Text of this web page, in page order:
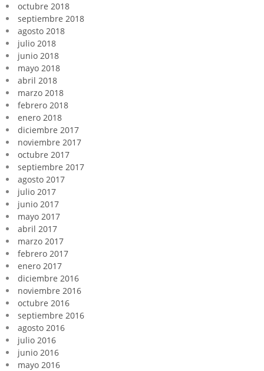
octubre 2018
septiembre 2018
agosto 2018
julio 2018
junio 2018
mayo 2018
abril 2018
marzo 2018
febrero 2018
enero 2018
diciembre 2017
noviembre 2017
octubre 2017
septiembre 2017
agosto 2017
julio 2017
junio 2017
mayo 2017
abril 2017
marzo 2017
febrero 2017
enero 2017
diciembre 2016
noviembre 2016
octubre 2016
septiembre 2016
agosto 2016
julio 2016
junio 2016
mayo 2016